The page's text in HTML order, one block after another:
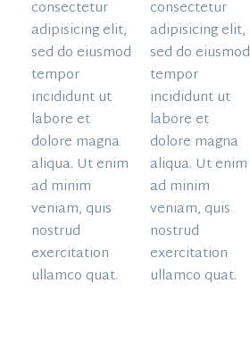
consectetur
adipisicing elit,
sed do eiusmod
tempor
incididunt ut
labore et
dolore magna
aliqua. Ut enim
ad minim
veniam, quis
nostrud
exercitation
ullamco quat.
consectetur
adipisicing elit,
sed do eiusmod
tempor
incididunt ut
labore et
dolore magna
aliqua. Ut enim
ad minim
veniam, quis
nostrud
exercitation
ullamco quat.